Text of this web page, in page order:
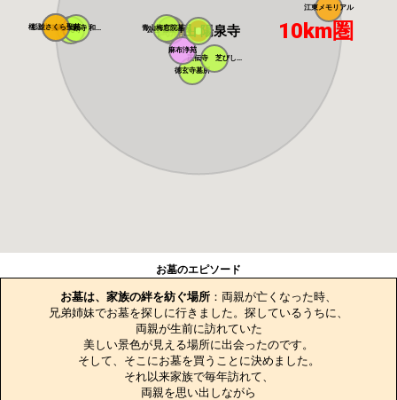
江東メモリアル
浄見寺
桜上水 みたま...
徳玄寺墓所
正伝寺 芝びし...
築地本願寺 和... 公営 都立青山...
青山梅窓院墓苑
麻布浄苑
杉並さくら聖苑 萬輝山 陽泉寺 10km圏
お墓のエピソード
お墓は、家族の絆を紡ぐ場所 ：両親が亡くなった時、
兄弟姉妹でお墓を探しに行きました。探しているうちに、
両親が生前に訪れていた
美しい景色が見える場所に出会ったのです。
そして、そこにお墓を買うことに決めました。
それ以来家族で毎年訪れて、
両親を思い出しながら